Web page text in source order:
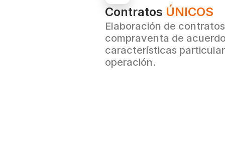
Contratos ÚNICOS
Elaboración de
compraventa de
características
operación.